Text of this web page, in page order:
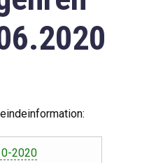
2020